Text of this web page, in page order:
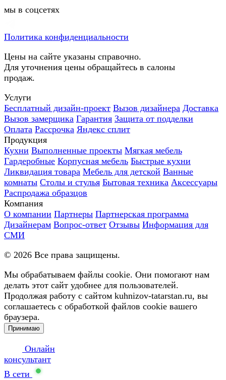
мы в соцсетях
Политика конфиденциальности
Цены на сайте указаны справочно.
Для уточнения цены обращайтесь в салоны
продаж.
Услуги
Бесплатный дизайн-проект Вызов дизайнера Доставка
Вызов замерщика Гарантия Защита от подделки
Оплата Рассрочка Яндекс сплит
Продукция
Кухни Выполненные проекты Мягкая мебель
Гардеробные Корпусная мебель Быстрые кухни
Ликвидация товара Мебель для детской Ванные
комнаты Столы и стулья Бытовая техника Аксессуары
Распродажа образцов
Компания
О компании Партнеры Партнерская программа
Дизайнерам Вопрос-ответ Отзывы Информация для
СМИ
© 2026 Все права защищены.
Мы обрабатываем файлы cookie. Они помогают нам
делать этот сайт удобнее для пользователей.
Продолжая работу с сайтом kuhnizov-tatarstan.ru, вы
соглашаетесь с обработкой файлов cookie вашего
браузера.
Принимаю
Онлайн
консультант
В сети